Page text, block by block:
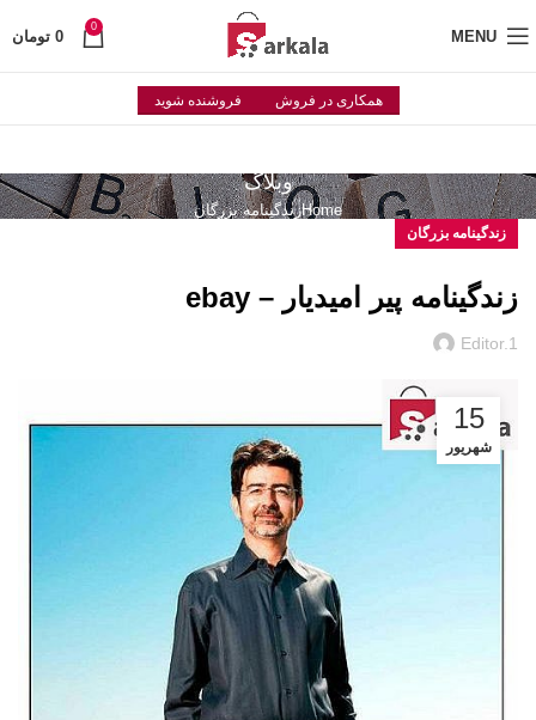
MENU
0
0 تومان
همکاری در فروش فروشنده شوید
وبلاگ
Homeزندگینامه بزرگان
زندگینامه بزرگان
زندگینامه پیر امیدیار – ebay
Editor.1
15
شهریور